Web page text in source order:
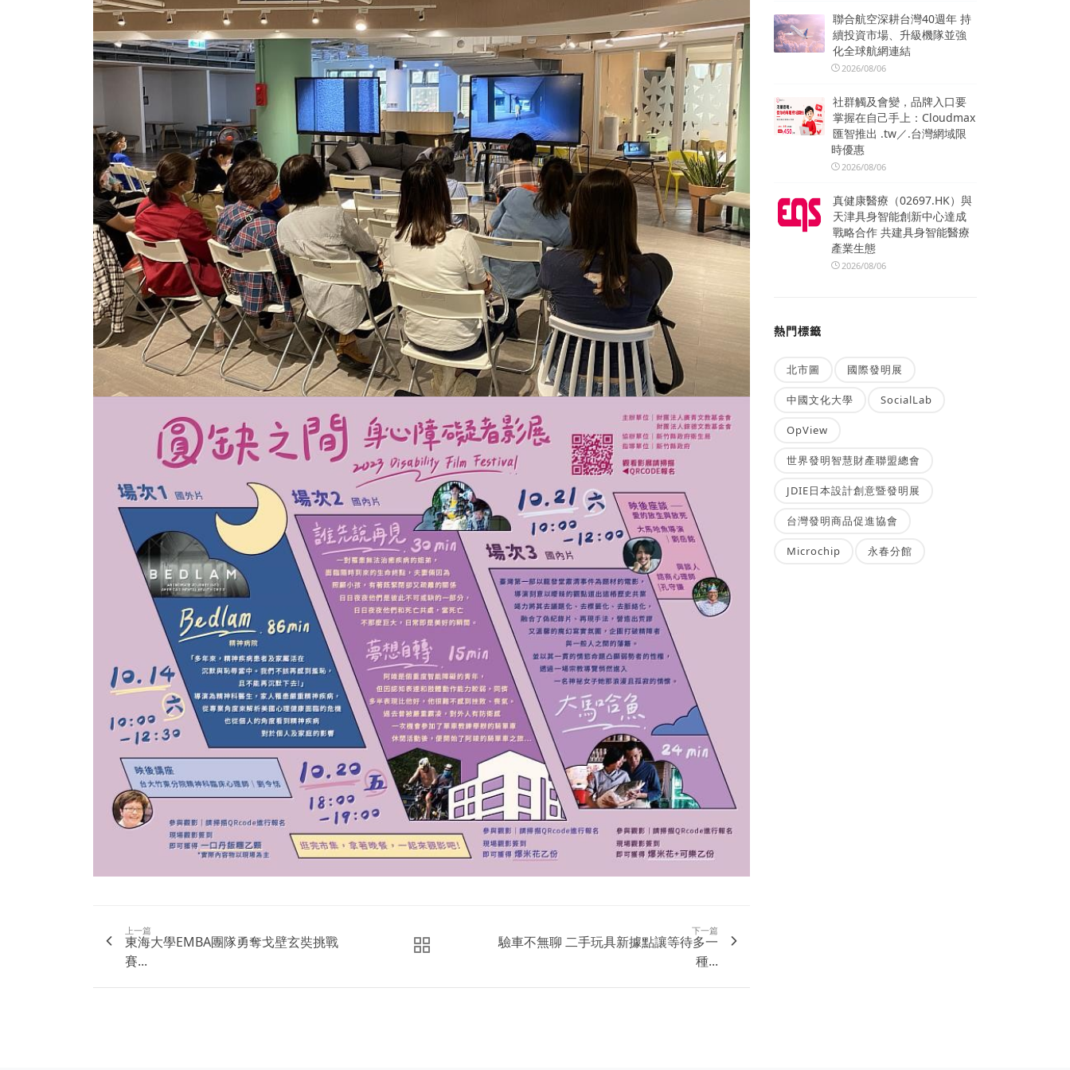
上一篇
東海大學EMBA團隊勇奪戈壁玄奘挑戰
賽...
下一篇
驗車不無聊 二手玩具新據點讓等待多一
種...
聯合航空深耕台灣40週年 持
續投資市場、升級機隊並強
化全球航網連結
2026/08/06
社群觸及會變，品牌入口要
掌握在自己手上：Cloudmax
匯智推出 .tw／.台灣網域限
時優惠
2026/08/06
真健康醫療（02697.HK）與
天津具身智能創新中心達成
戰略合作 共建具身智能醫療
產業生態
2026/08/06
熱門標籤
北市圖 國際發明展
中國文化大學 SocialLab
OpView
世界發明智慧財產聯盟總會
JDIE日本設計創意暨發明展
台灣發明商品促進協會
Microchip 永春分館